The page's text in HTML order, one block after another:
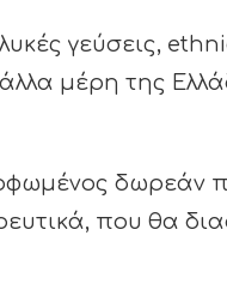
γεύσεις,
μέρη της
δωρεάν
που θα